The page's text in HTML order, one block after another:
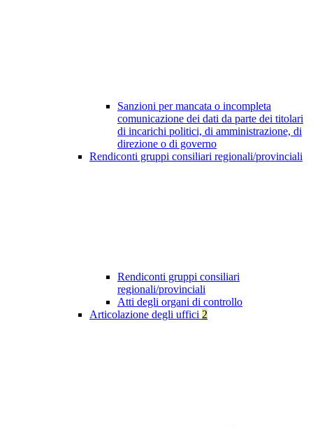
Sanzioni per mancata o incompleta
comunicazione dei dati da parte dei titolari
di incarichi politici, di amministrazione, di
direzione o di governo
Rendiconti gruppi consiliari regionali/provinciali
Rendiconti gruppi consiliari
regionali/provinciali
Atti degli organi di controllo
Articolazione degli uffici 2